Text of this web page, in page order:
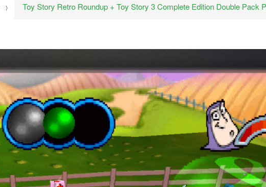
Toy Story Retro Roundup + Toy Story 3 Complete Edition Double Pack
Story 3 Complete Edition Double
Pack PS5 NEW
Video Games
Κωδικός:
9789606240219
Ημερομηνία
15/10/